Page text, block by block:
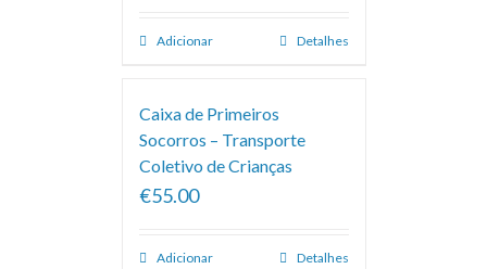
Adicionar Detalhes
Caixa de Primeiros
Socorros – Transporte
Coletivo de Crianças
€55.00
Adicionar Detalhes